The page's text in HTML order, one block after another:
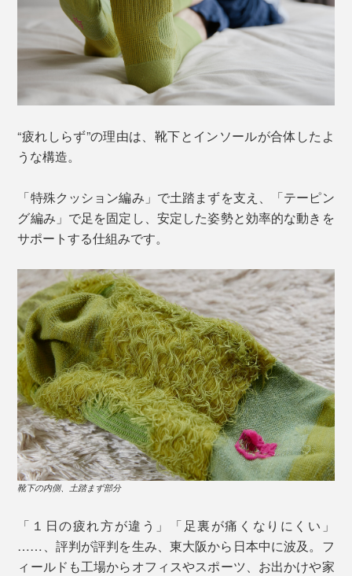
“疲れしらず”の理由は、靴下とインソールが合体したよ
うな構造。
「特殊クッション編み」で土踏まずを支え、「テーピン
グ編み」で足を固定し、安定した姿勢と効率的な動きを
サポートする仕組みです。
靴下の内側、土踏まず部分
「１日の疲れ方が違う」「足裏が痛くなりにくい」
……、評判が評判を生み、東大阪から日本中に波及。フ
ィールドも工場からオフィスやスポーツ、お出かけや家